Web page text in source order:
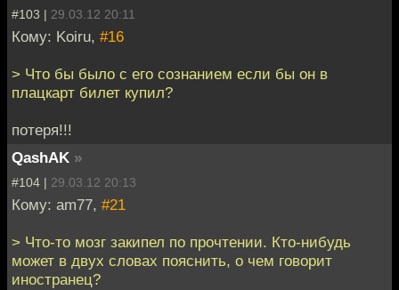
#103 | 29.03.12 20:11
Кому: Koiru, #16
> Что бы было с его сознанием если бы он в
плацкарт билет купил?
потеря!!!
QashAK »
#104 | 29.03.12 20:13
Кому: am77, #21
> Что-то мозг закипел по прочтении. Кто-нибудь
может в двух словах пояснить, о чем говорит
иностранец?